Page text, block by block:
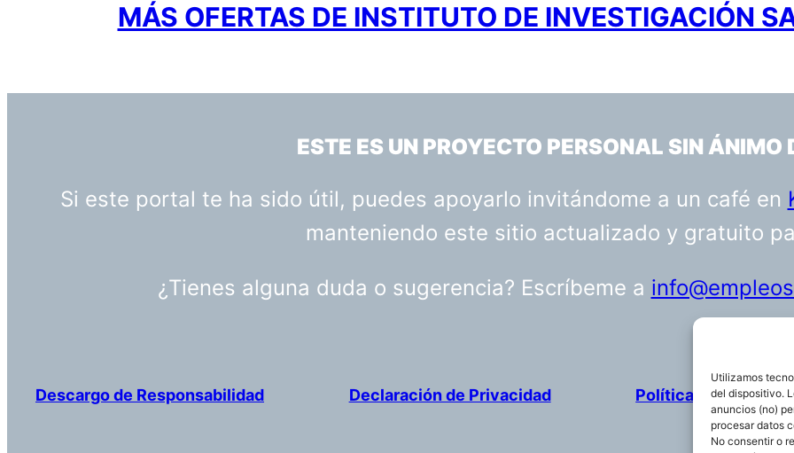
Utilizamos
del dispositivo.
anuncios (no)
procesar datos
No consentir o
MÁS OFERTAS DE INSTITUTO DE INVESTIGACIÓN
ESTE ES UN PROYECTO PERSONAL SIN ÁNIMO
Si este portal te ha sido útil, puedes apoyarlo invitándome a un café en
manteniendo este sitio actualizado y gratuito
¿Tienes alguna duda o sugerencia? Escríbeme a
Descargo de Responsabilidad Declaración de Privacidad Política de cookies